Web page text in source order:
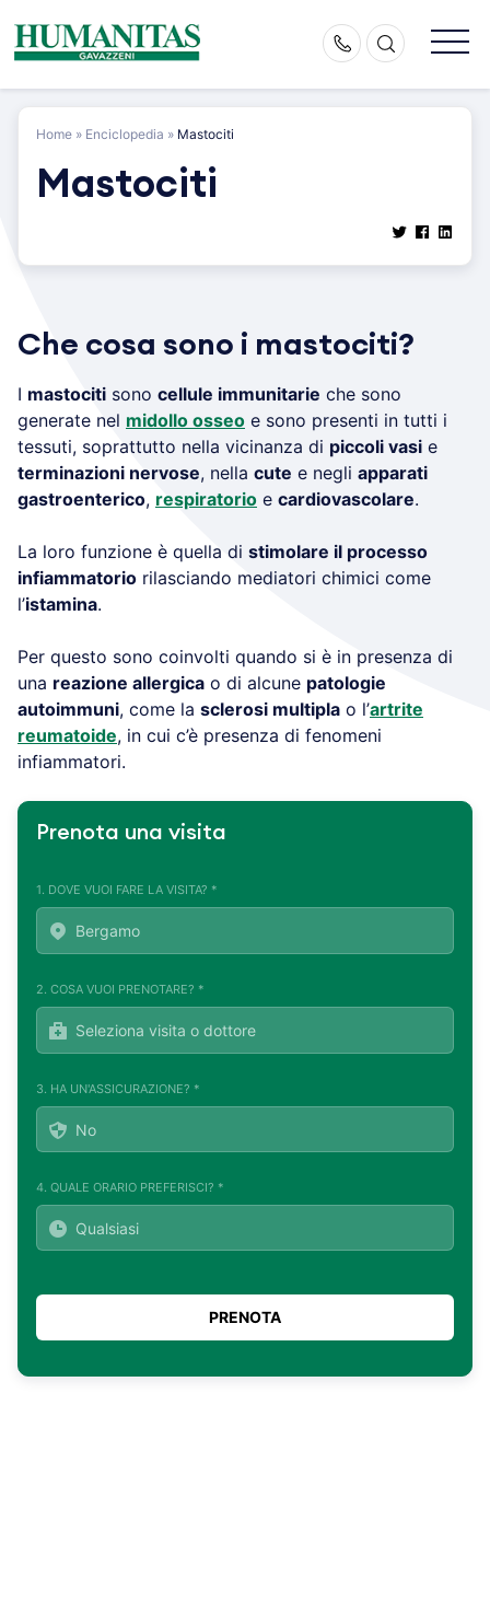
content
Home » Enciclopedia » Mastociti
Mastociti
Che cosa sono i mastociti?
I mastociti sono cellule immunitarie che sono
generate nel midollo osseo e sono presenti in tutti i
tessuti, soprattutto nella vicinanza di piccoli vasi e
terminazioni nervose, nella cute e negli apparati
gastroenterico, respiratorio e cardiovascolare.
La loro funzione è quella di stimolare il processo
infiammatorio rilasciando mediatori chimici come
l’istamina.
Per questo sono coinvolti quando si è in presenza di
una reazione allergica o di alcune patologie
autoimmuni, come la sclerosi multipla o l’artrite
reumatoide, in cui c’è presenza di fenomeni
infiammatori.
Prenota una visita
1. DOVE VUOI FARE LA VISITA? *
2. COSA VUOI PRENOTARE? *
3. HA UN'ASSICURAZIONE? *
4. QUALE ORARIO PREFERISCI? *